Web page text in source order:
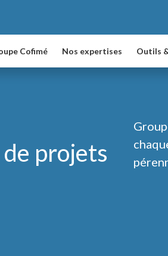
Cofimé Nos expertises Outils
projets